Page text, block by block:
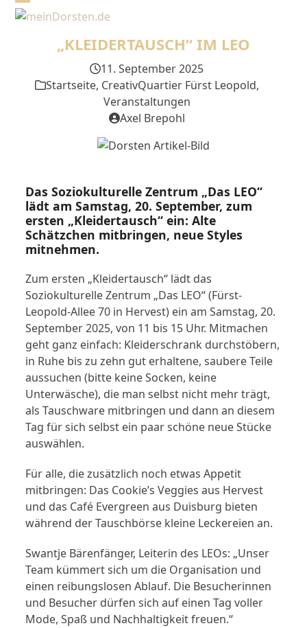
SkipOpen
Close
„KLEIDERTAUSCH“ IM LEO
11. September 2025
Startseite, CreativQuartier Fürst Leopold,
Veranstaltungen
Axel Brepohl
Das Soziokulturelle Zentrum „Das LEO“
lädt am Samstag, 20. September, zum
ersten „Kleidertausch“ ein: Alte
Schätzchen mitbringen, neue Styles
mitnehmen.
Zum ersten „Kleidertausch“ lädt das
Soziokulturelle Zentrum „Das LEO“ (Fürst-
Leopold-Allee 70 in Hervest) ein am Samstag, 20.
September 2025, von 11 bis 15 Uhr. Mitmachen
geht ganz einfach: Kleiderschrank durchstöbern,
in Ruhe bis zu zehn gut erhaltene, saubere Teile
aussuchen (bitte keine Socken, keine
Unterwäsche), die man selbst nicht mehr trägt,
als Tauschware mitbringen und dann an diesem
Tag für sich selbst ein paar schöne neue Stücke
auswählen.
Für alle, die zusätzlich noch etwas Appetit
mitbringen: Das Cookie’s Veggies aus Hervest
und das Café Evergreen aus Duisburg bieten
während der Tauschbörse kleine Leckereien an.
Swantje Bärenfänger, Leiterin des LEOs: „Unser
Team kümmert sich um die Organisation und
einen reibungslosen Ablauf. Die Besucherinnen
und Besucher dürfen sich auf einen Tag voller
Mode, Spaß und Nachhaltigkeit freuen.“